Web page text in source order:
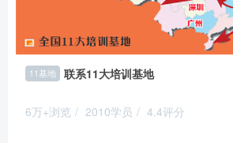
11基地 联系11大培训基地
6万+浏览 / 2010学员 / 4.4评分